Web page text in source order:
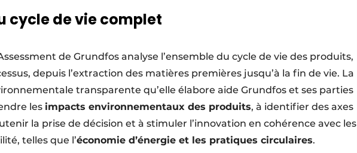
cycle de vie complet
de Grundfos analyse l’ensemble du cycle de vie des produits,
depuis l’extraction des matières premières jusqu’à la fin de vie. La
transparente qu’elle élabore aide Grundfos et ses parties
les impacts environnementaux des produits, à identifier des axes
la prise de décision et à stimuler l’innovation en cohérence avec les
telles que l’économie d’énergie et les pratiques circulaires.